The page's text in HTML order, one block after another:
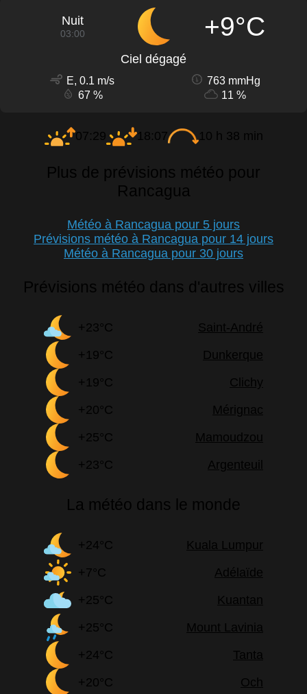
Nuit
03:00 +9°C
Ciel dégagé
E, 0.1 m/s
763 mmHg
67 %
11 %
07:29 18:07 10 h 38 min
Plus de prévisions météo pour
Rancagua
Météo à Rancagua pour 5 jours
Prévisions météo à Rancagua pour 14 jours
Météo à Rancagua pour 30 jours
Prévisions météo dans d'autres villes
+23°C
Saint-André
+19°C
Dunkerque
+19°C
Clichy
+20°C
Mérignac
+25°C
Mamoudzou
+23°C
Argenteuil
La météo dans le monde
+24°C
Kuala Lumpur
+7°C
Adélaïde
+25°C
Kuantan
+25°C
Mount Lavinia
+24°C
Tanta
+20°C
Och